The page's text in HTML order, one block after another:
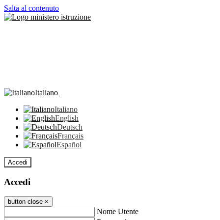
Salta al contenuto
Italiano
Italiano
English
Deutsch
Français
Español
Accedi
Accedi
button close ×
Nome Utente